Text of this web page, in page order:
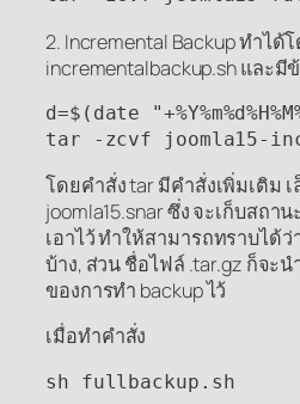
2. Incremental Backup ทำได้
incrementalbackup.sh และมี
d=$(date
tar -zcvf joomla15-
โดยคำสั่ง tar มีคำสั่งเพิ่มเติม
joomla15.snar ซึ่ง จะเก็บสถา
เอาไว้ ทำให้สามารถทราบได้
บ้าง, ส่วน ชื่อไฟล์ .tar.gz ก็จะ
ของการทำ backup ไว้
เมื่อทำคำสั่ง
sh fullbackup.sh